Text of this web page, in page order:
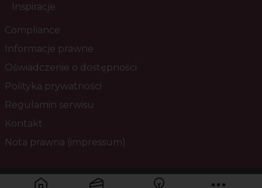
Inspiracje
Compliance
Informacje prawne
Oświadczenie o dostępności
Polityka prywatności
Regulamin serwisu
Kontakt
Nota prawna (impressum)